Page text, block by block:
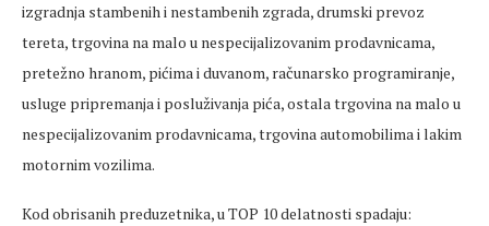
izgradnja stambenih i nestambenih zgrada, drumski prevoz
tereta, trgovina na malo u nespecijalizovanim prodavnicama,
pretežno hranom, pićima i duvanom, računarsko programiranje,
usluge pripremanja i posluživanja pića, ostala trgovina na malo u
nespecijalizovanim prodavnicama, trgovina automobilima i lakim
motornim vozilima.
Кod obrisanih preduzetnika, u TOP 10 delatnosti spadaju: